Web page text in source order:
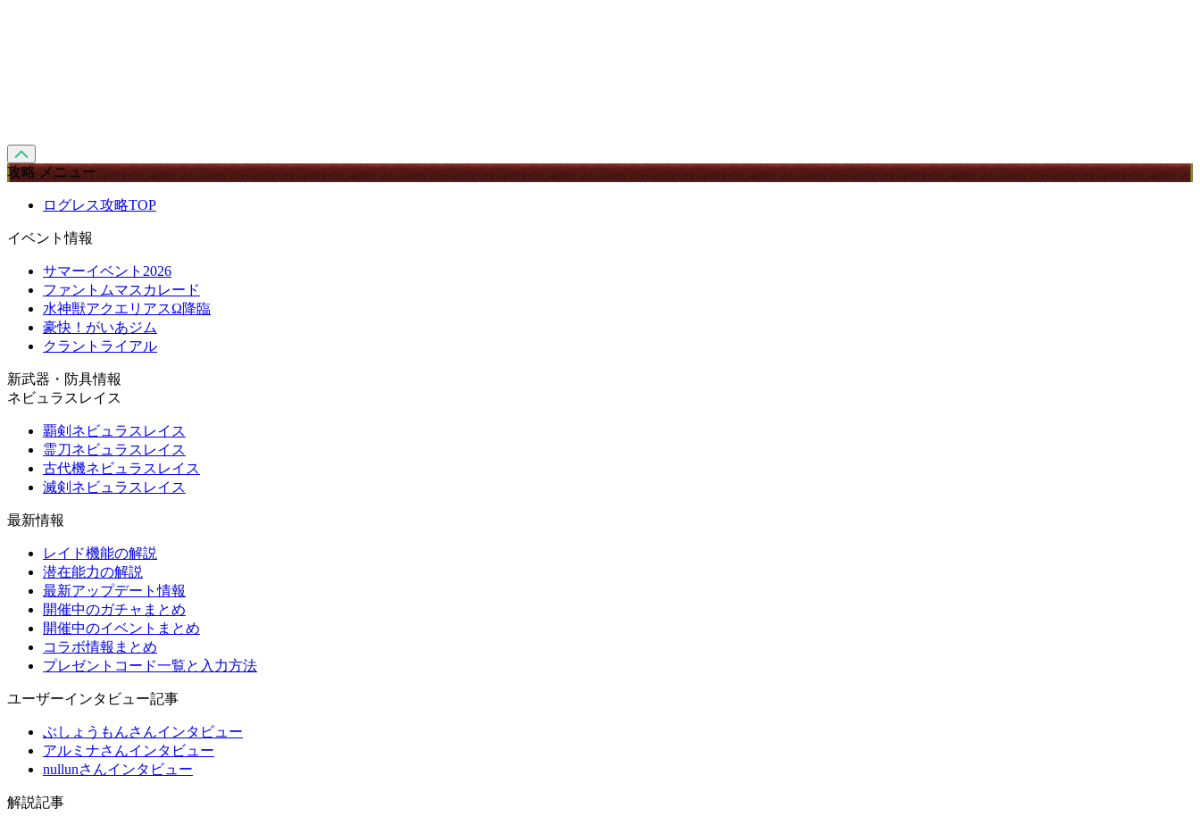
攻略 メニュー
ログレス攻略TOP
イベント情報
サマーイベント2026
ファントムマスカレード
水神獣アクエリアスΩ降臨
豪快！がいあジム
クラントライアル
新武器・防具情報
ネビュラスレイス
覇剣ネビュラスレイス
霊刀ネビュラスレイス
古代機ネビュラスレイス
滅剣ネビュラスレイス
最新情報
レイド機能の解説
潜在能力の解説
最新アップデート情報
開催中のガチャまとめ
開催中のイベントまとめ
コラボ情報まとめ
プレゼントコード一覧と入力方法
ユーザーインタビュー記事
ぶしょうもんさんインタビュー
アルミナさんインタビュー
nullunさんインタビュー
解説記事